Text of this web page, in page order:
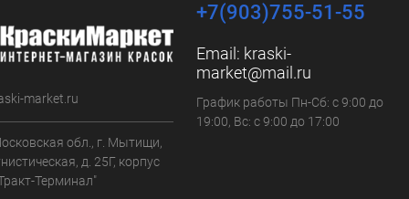
market.ru
обл., г. Мытищи,
д. 25Г, корпус
Терминал"
+7(903)755-51-55
Email: kraski-
market@mail.ru
График работы Пн-Сб: с 9:00 до
19:00, Вс: с 9:00 до 17:00